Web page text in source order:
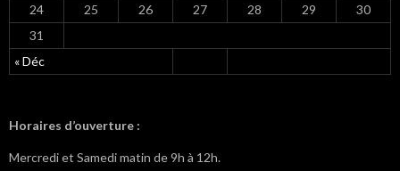
« Déc
24
25 26 27 28 29
30
31
Horaires d’ouverture :
Mercredi et Samedi matin de 9h à 12h.